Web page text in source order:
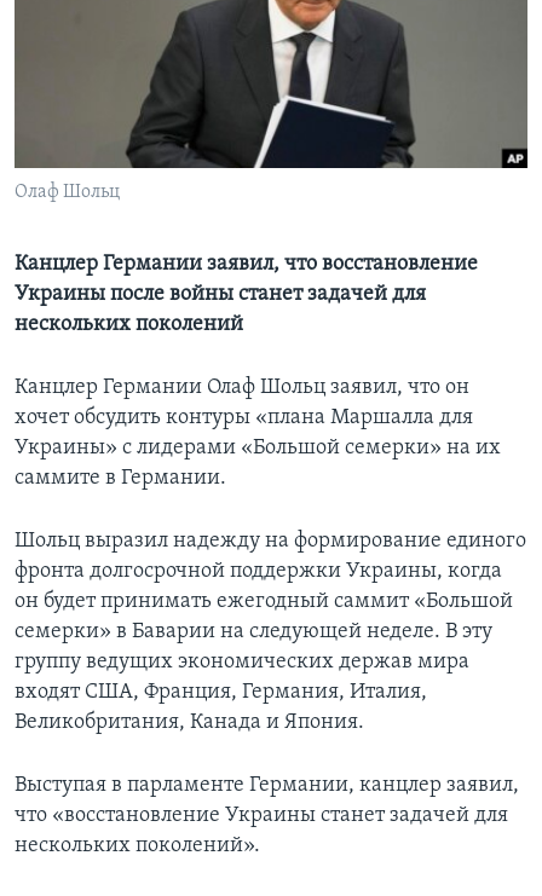
СОЦИАЛЬНЫЕ СЕТИ
Олаф Шольц
Канцлер Германии заявил, что восстановление
Украины после войны станет задачей для
нескольких поколений
Канцлер Германии Олаф Шольц заявил, что он
хочет обсудить контуры «плана Маршалла для
Украины» с лидерами «Большой семерки» на их
саммите в Германии.
Шольц выразил надежду на формирование единого
фронта долгосрочной поддержки Украины, когда
он будет принимать ежегодный саммит «Большой
семерки» в Баварии на следующей неделе. В эту
группу ведущих экономических держав мира
входят США, Франция, Германия, Италия,
Великобритания, Канада и Япония.
Выступая в парламенте Германии, канцлер заявил,
что «восстановление Украины станет задачей для
нескольких поколений».